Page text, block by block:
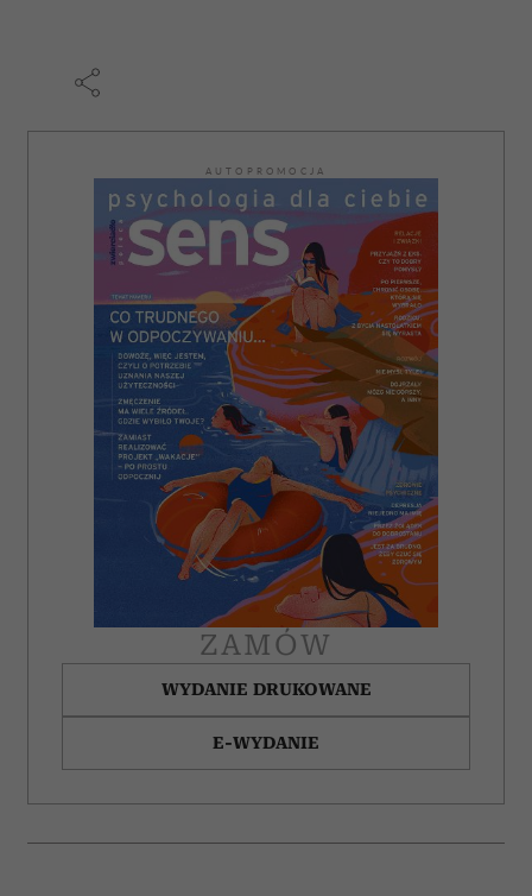
AUTOPROMOCJA
ZAMÓW
WYDANIE DRUKOWANE
E-WYDANIE